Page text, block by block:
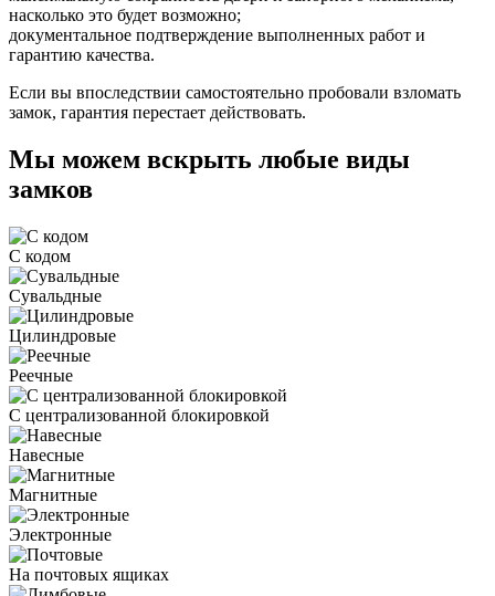
насколько это будет возможно;
документальное подтверждение выполненных работ и
гарантию качества.
Если вы впоследствии самостоятельно пробовали взломать
замок, гарантия перестает действовать.
Мы можем вскрыть любые виды
замков
С кодом
Сувальдные
Цилиндровые
Реечные
С централизованной блокировкой
Навесные
Магнитные
Электронные
На почтовых ящиках